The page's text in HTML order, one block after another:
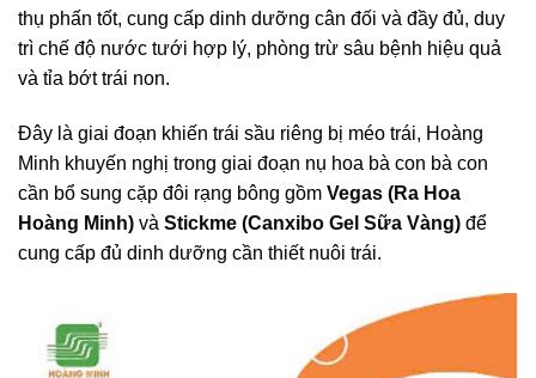
thụ phấn tốt, cung cấp dinh dưỡng cân đối và đầy đủ, duy
trì chế độ nước tưới hợp lý, phòng trừ sâu bệnh hiệu quả
và tỉa bớt trái non.
Đây là giai đoạn khiến trái sầu riêng bị méo trái, Hoàng
Minh khuyến nghị trong giai đoạn nụ hoa bà con bà con
cần bổ sung cặp đôi rạng bông gồm Vegas (Ra Hoa
Hoàng Minh) và Stickme (Canxibo Gel Sữa Vàng) để
cung cấp đủ dinh dưỡng cần thiết nuôi trái.